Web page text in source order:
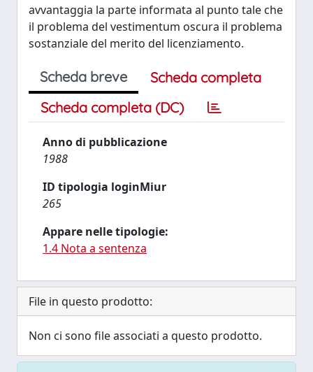
avvantaggia la parte informata al punto tale che
il problema del vestimentum oscura il problema
sostanziale del merito del licenziamento.
Scheda breve
Scheda completa
Scheda completa (DC)
Anno di pubblicazione
1988
ID tipologia loginMiur
265
Appare nelle tipologie:
1.4 Nota a sentenza
File in questo prodotto:
Non ci sono file associati a questo prodotto.